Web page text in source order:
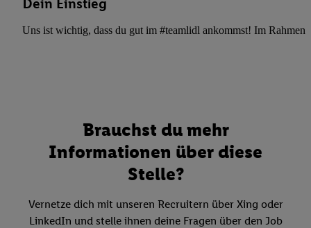
Dein Einstieg
Uns ist wichtig, dass du gut im #teamlidl ankommst! Im Rahmen
Brauchst du mehr
Informationen über diese
Stelle?
Vernetze dich mit unseren Recruitern über Xing oder
LinkedIn und stelle ihnen deine Fragen über den Job